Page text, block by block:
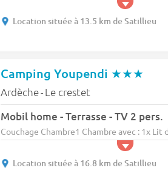
Location située à 13.5 km de Satillieu
Camping Youpendi ★★★
Ardèche- Le crestet
Mobil home - Terrasse - TV 2 pers.
Couchage Chambre1 Chambre avec : 1x Lit
Location située à 16.8 km de Satillieu